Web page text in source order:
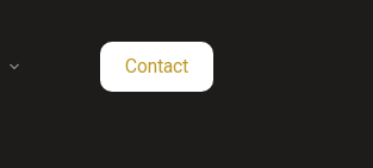
Contact